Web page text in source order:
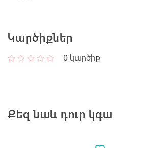
Կարծիքներ
0 կարծիք
Քեզ նաև դուր կգա